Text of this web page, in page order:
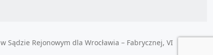
Sądzie Rejonowym dla Wrocławia – Fabrycznej, VI